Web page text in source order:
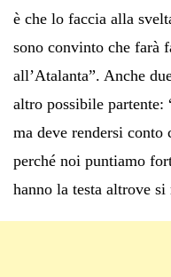
è che lo faccia alla
sono convinto che farà
all’Atalanta”. Anche
altro possibile partente:
ma deve rendersi conto
perché noi puntiamo
hanno la testa altrove